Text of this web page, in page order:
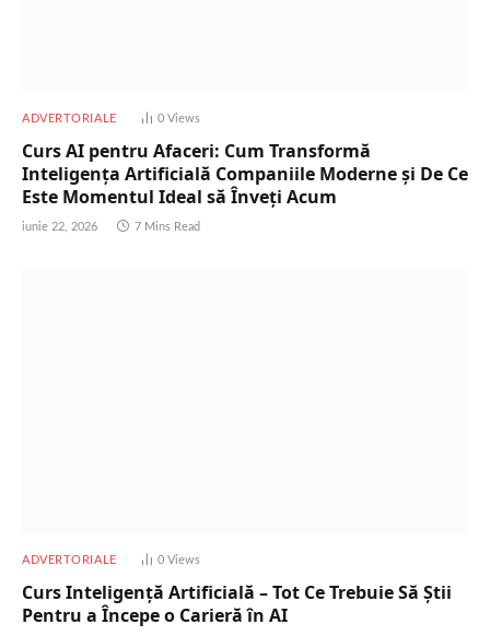
ADVERTORIALE 0 Views
Curs AI pentru Afaceri: Cum Transformă
Inteligența Artificială Companiile Moderne și De Ce
Este Momentul Ideal să Înveți Acum
iunie 22, 2026 7 Mins Read
ADVERTORIALE 0 Views
Curs Inteligență Artificială – Tot Ce Trebuie Să Știi
Pentru a Începe o Carieră în AI